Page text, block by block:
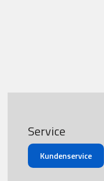
Service
Kundenservice